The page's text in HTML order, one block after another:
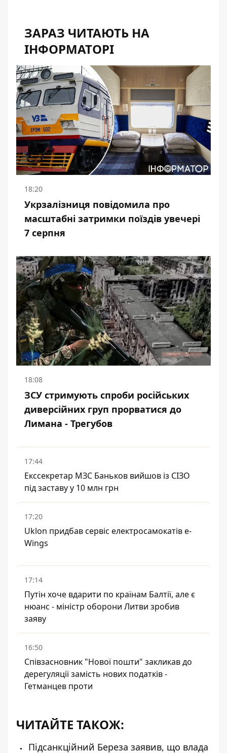
ЗАРАЗ ЧИТАЮТЬ НА
ІНФОРМАТОРІ
18:20
Укрзалізниця повідомила про
масштабні затримки поїздів увечері
7 серпня
18:08
ЗСУ стримують спроби російських
диверсійних груп прорватися до
Лимана - Трегубов
17:44
Екссекретар МЗС Баньков вийшов із СІЗО
під заставу у 10 млн грн
17:20
Uklon придбав сервіс електросамокатів e-
Wings
17:14
Путін хоче вдарити по країнам Балтії, але є
нюанс - міністр оборони Литви зробив
заяву
16:50
Співзасновник "Нової пошти" закликав до
дерегуляції замість нових податків -
Гетманцев проти
ЧИТАЙТЕ ТАКОЖ:
Підсанкційний Береза заявив, що влада